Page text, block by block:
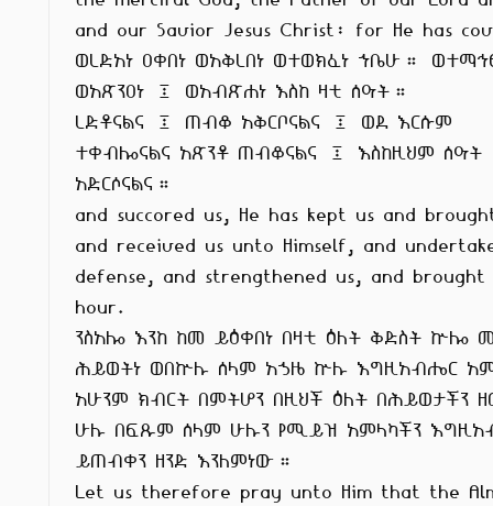
and our Savior Jesus Christ: for He has
ወረድአነ ዐቀበነ ወአቅረበነ ወተወክፈነ ኀቤሁ።
ወአጽንዐነ ፤ ወአብጽሐነ እስከ ዛቲ ሰዓት።
ረድቶናልና ፤ ጠብቆ አቅርቦናልና ፤ ወደ እርሱም
ተቀብሎናልና አጽንቶ ጠብቆናልና ፤ እስከዚህም ሰዓት
አድርሶናልና።
and succored us, He has kept us and
and received us unto Himself, and
defense, and strengthened us, and
hour.
ንስአሎ እንከ ከመ ይዕቀበነ በዛቲ ዕለት ቅድስት ኵሎ
ሕይወትነ ወበኵሉ ሰላም አኃዜ ኵሉ እግዚአብሔር
አሁንም ክብርት በምትሆን በዚህች ዕለት በሕይወታችን
ሁሉ በፍጹም ሰላም ሁሉን የሚይዝ አምላካችን
ይጠብቀን ዘንድ እንለምነው።
Let us therefore pray unto Him that the